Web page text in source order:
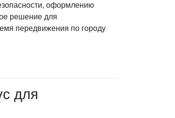
оформлению
решение для
передвижения по городу
для